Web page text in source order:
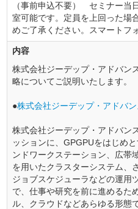
（事前申込不要） セミナー当
室可能です。定員を上回った場
めご了承ください。スマートフ
内容
株式会社ジーデップ・アドバン
略についてご説明いたします。
●株式会社ジーデップ・アドバ
株式会社ジーデップ・アドバン
ッションに、GPGPUをはじめ
ンドワークステーション、広帯
を用いたクラスターシステム、
ジョブスケジューラなどの運用
で、仕事や研究を前に進めるた
ル、クラウドなどあらゆる形態